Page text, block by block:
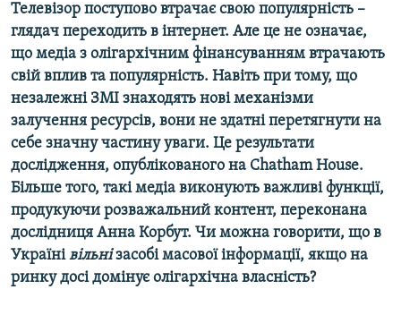
Усі сайти RFE/RL
Телевізор поступово втрачає свою популярність –
глядач переходить в інтернет. Але це не означає,
що медіа з олігархічним фінансуванням втрачають
свій вплив та популярність. Навіть при тому, що
незалежні ЗМІ знаходять нові механізми
залучення ресурсів, вони не здатні перетягнути на
себе значну частину уваги. Це результати
дослідження, опублікованого на Chatham House.
Більше того, такі медіа виконують важливі функції,
продукуючи розважальний контент, переконана
дослідниця Анна Корбут. Чи можна говорити, що в
Українівільнізасобі масової інформації, якщо на
ринку досі домінує олігархічна власність?